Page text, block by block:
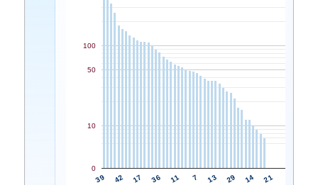
39 42 17 36 11 7 13 29 14 21
0
10
50
100